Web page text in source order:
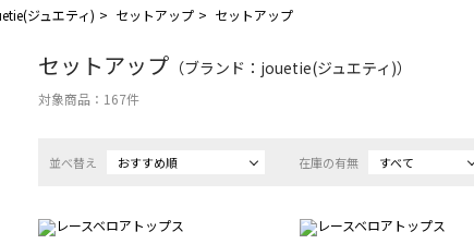
ジュエティ) セットアップ セットアップ
セットアップ （ブランド：jouetie(ジュエティ)）
対象商品： 167件
並べ替え おすすめ順 在庫の有無 すべて